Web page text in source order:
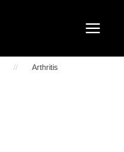
Arthritis